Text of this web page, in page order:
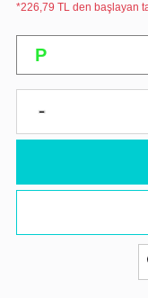
*226,79 TL den başlayan